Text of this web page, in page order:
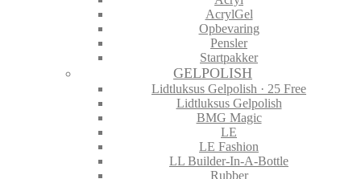
AcrylGel
Opbevaring
Pensler
Startpakker
GELPOLISH
Lidtluksus Gelpolish · 25 Free
Lidtluksus Gelpolish
BMG Magic
LE
LE Fashion
LL Builder-In-A-Bottle
Rubber